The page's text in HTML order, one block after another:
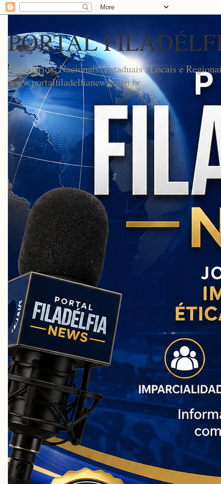
PORTAL
Noticiários: Nacionais, Estaduais , Locais e
www.portalfiladelfianews.com.br